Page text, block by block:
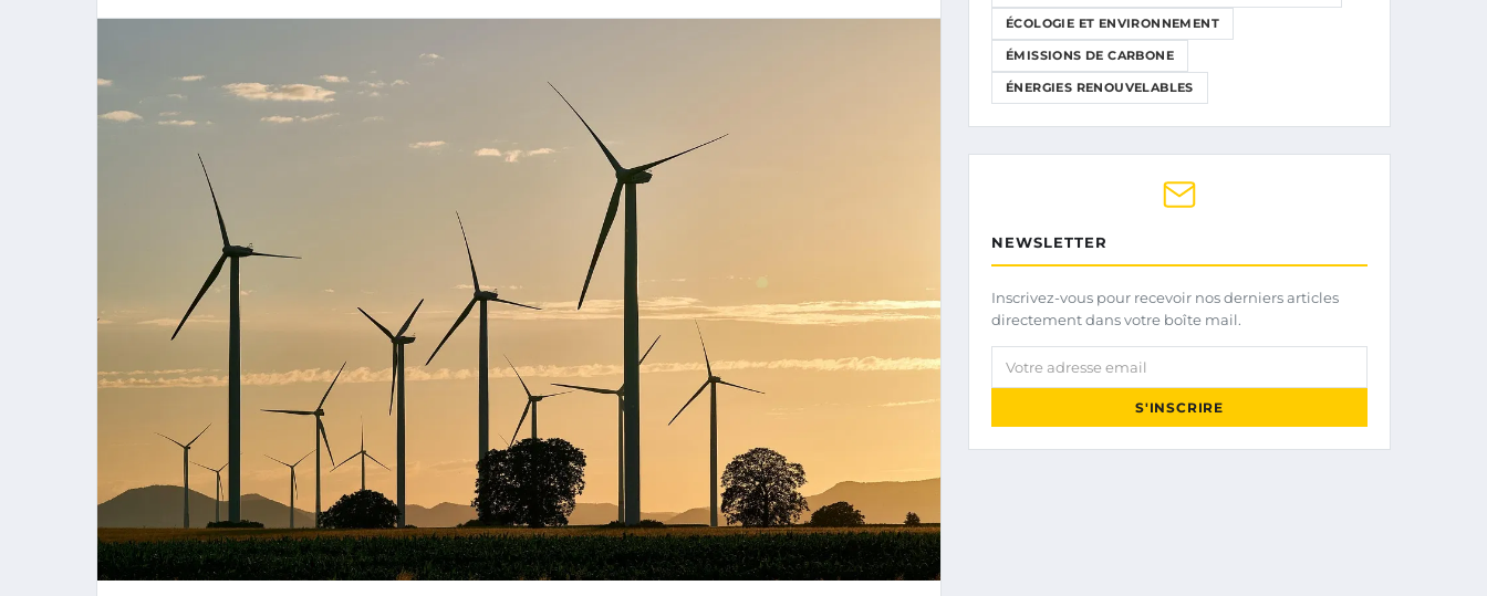
ÉCOLOGIE ET ENVIRONNEMENT
ÉMISSIONS DE CARBONE
ÉNERGIES RENOUVELABLES
NEWSLETTER
Inscrivez-vous pour recevoir nos derniers articles
directement dans votre boîte mail.
Votre adresse email
S'INSCRIRE